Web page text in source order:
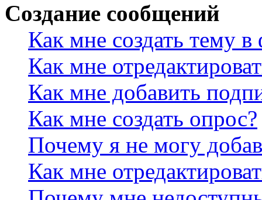
Создание сообщений
Как мне создать тему
Как мне
Как мне добавить
Как мне создать опрос?
Почему я не могу
Как мне